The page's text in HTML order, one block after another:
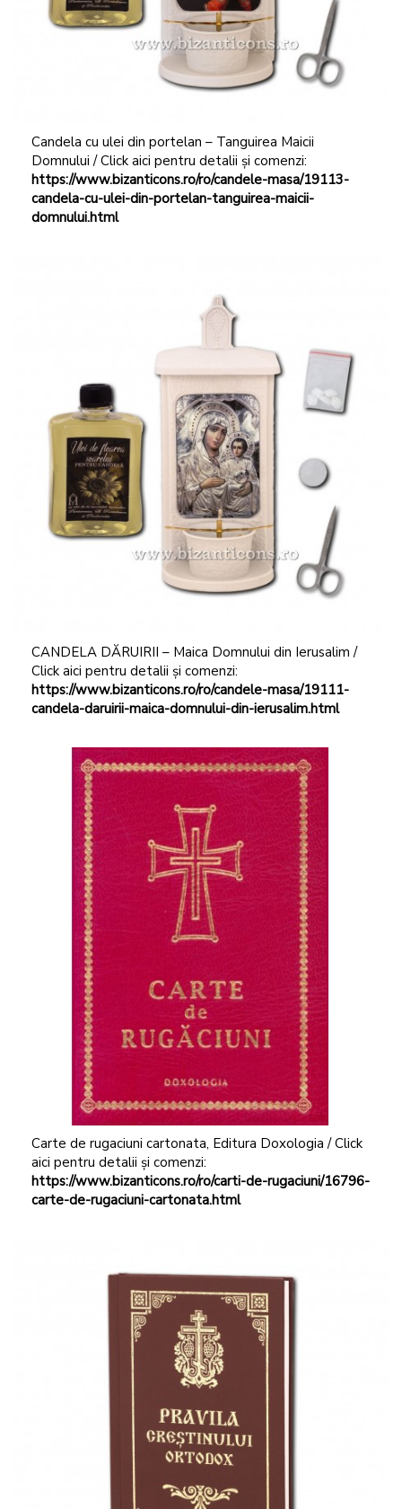
Candela cu ulei din portelan – Tanguirea Maicii
Domnului / Click aici pentru detalii și comenzi:
https://www.bizanticons.ro/ro/candele-masa/19113-
candela-cu-ulei-din-portelan-tanguirea-maicii-
domnului.html
CANDELA DĂRUIRII – Maica Domnului din Ierusalim /
Click aici pentru detalii și comenzi:
https://www.bizanticons.ro/ro/candele-masa/19111-
candela-daruirii-maica-domnului-din-ierusalim.html
Carte de rugaciuni cartonata, Editura Doxologia / Click
aici pentru detalii și comenzi:
https://www.bizanticons.ro/ro/carti-de-rugaciuni/16796-
carte-de-rugaciuni-cartonata.html